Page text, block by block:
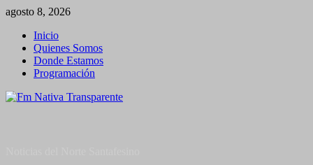
Saltar
contenido
agosto 8, 2026
Inicio
Quienes Somos
Donde Estamos
Programación